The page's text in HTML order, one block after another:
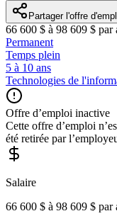
Partager l'offre
66 600 $ à 98 609 $ par
Permanent
Temps plein
5 à 10 ans
Technologies de
Offre d’emploi inactive
Cette offre d’emploi
été retirée par
Salaire
66 600 $ à 98 609 $ par